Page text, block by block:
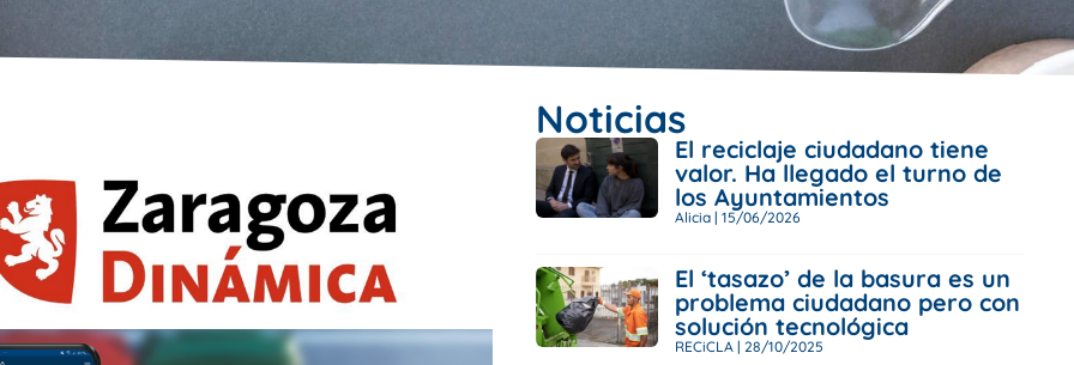
Noticias
El reciclaje ciudadano tiene
valor. Ha llegado el turno de
los Ayuntamientos
Alicia 15/06/2026
El ‘tasazo’ de la basura es un
problema ciudadano pero con
solución tecnológica
RECiCLA 28/10/2025